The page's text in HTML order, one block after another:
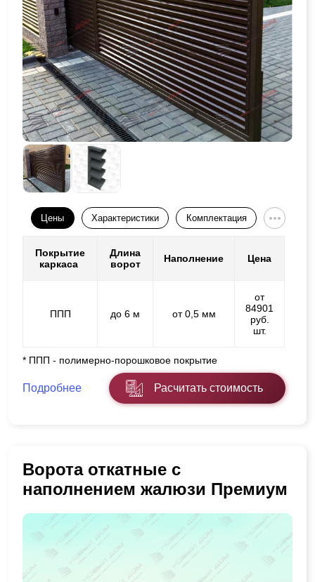
Цены Характеристики Комплектация
Покрытие
каркаса
Длина
ворот
Наполнение Цена
ППП до 6 м от 0,5 мм
от
84901
руб.
шт.
* ППП - полимерно-порошковое покрытие
Подробнее Расчитать стоимость
Ворота откатные с
наполнением жалюзи Премиум